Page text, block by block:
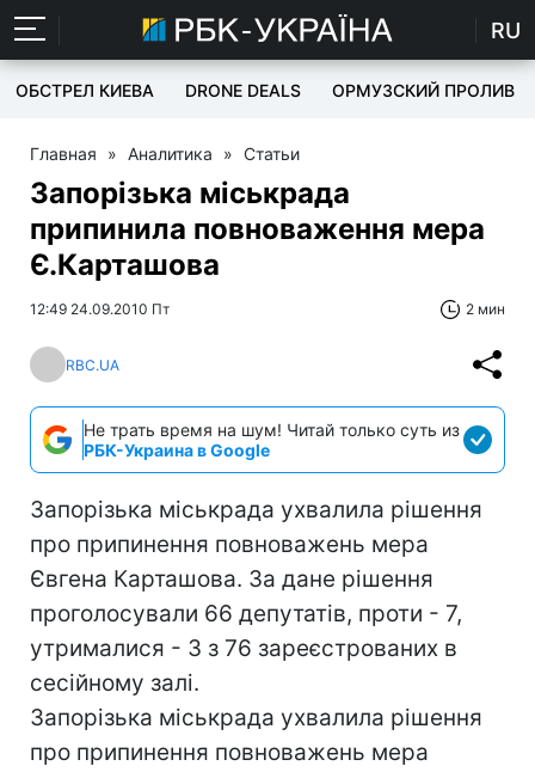
RU
ОБСТРЕЛ КИЕВА DRONE DEALS ОРМУЗСКИЙ ПРОЛИВ
Главная » Аналитика » Статьи
Запорізька міськрада
припинила повноваження мера
Є.Карташова
12:49 24.09.2010 Пт 2 мин
RBC.UA
Не трать время на шум! Читай только суть из
РБК-Украина в Google
Запорізька міськрада ухвалила рішення
про припинення повноважень мера
Євгена Карташова. За дане рішення
проголосували 66 депутатів, проти - 7,
утрималися - 3 з 76 зареєстрованих в
сесійному залі.
Запорізька міськрада ухвалила рішення
про припинення повноважень мера